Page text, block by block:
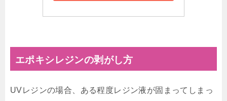
エポキシレジンの剥がし方
UVレジンの場合、ある程度レジン液が固まってしまっ